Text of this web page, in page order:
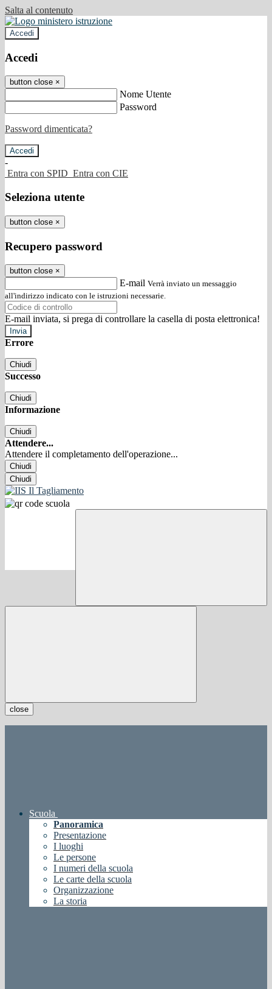
Salta al contenuto
Accedi
Accedi
button close ×
Nome Utente
Password
Password dimenticata?
-
Entra con SPID Entra con CIE
Seleziona utente
button close ×
Recupero password
button close ×
E-mail Verrà inviato un messaggio
all'indirizzo indicato con le istruzioni necessarie.
E-mail inviata, si prega di controllare la casella di posta elettronica!
Errore
Chiudi
Successo
Chiudi
Informazione
Chiudi
Attendere...
Attendere il completamento dell'operazione...
Chiudi
Chiudi
close
Scuola
Panoramica
Presentazione
I luoghi
Le persone
I numeri della scuola
Le carte della scuola
Organizzazione
La storia